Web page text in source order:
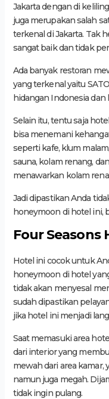
Jakarta dengan di
juga merupakan salah
terkenal di Jakarta. Tak
sangat baik dan tidak
Ada banyak restoran
yang terkenal yaitu
hidangan Indonesia dan
Selain itu, tentu saja
bisa menemani
seperti kafe, klum
sauna, kolam renang,
menawarkan kolam
Jadi dipastikan Anda
honeymoon di hotel ini,
Four Seasons
Hotel ini cocok untuk
honeymoon di hotel
tidak akan menyesal
sudah dipastikan
jika hotel ini menjadi
Saat memasuki area
dari interior yang
mewah dari area kamar,
namun juga megah.
tidak ingin pulang.